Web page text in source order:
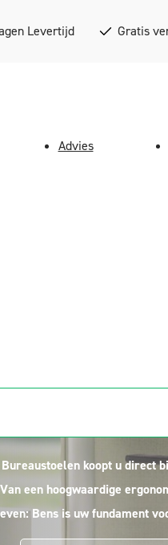
Levertijd Gratis
Advies
koopt u
een hoogwaardige
Bens is uw fundament